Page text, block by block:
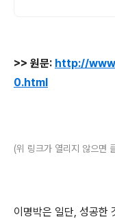
>> 원문: http://
0.html
(위 링크가 열리지 않으면
이명박은 일단, 성공한